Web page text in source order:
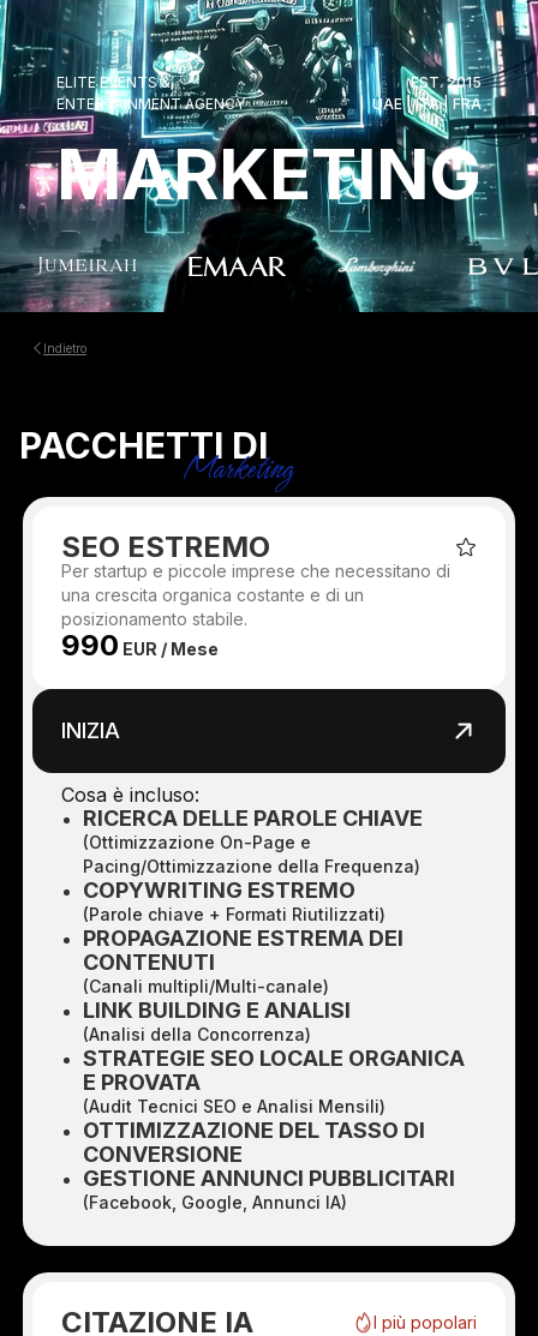
ELITE EVENTS &
ENTERTAINMENT AGENCY
EST. 2015
UAE | ITA | FRA
MARKETING
Indietro
PACCHETTI DI
Marketing
SEO ESTREMO
Per startup e piccole imprese che necessitano di
una crescita organica costante e di un
posizionamento stabile.
990 EUR / Mese
INIZIA
Cosa è incluso:
RICERCA DELLE PAROLE CHIAVE
(Ottimizzazione On-Page e
Pacing/Ottimizzazione della Frequenza)
COPYWRITING ESTREMO
(Parole chiave + Formati Riutilizzati)
PROPAGAZIONE ESTREMA DEI
CONTENUTI
(Canali multipli/Multi-canale)
LINK BUILDING E ANALISI
(Analisi della Concorrenza)
STRATEGIE SEO LOCALE ORGANICA
E PROVATA
(Audit Tecnici SEO e Analisi Mensili)
OTTIMIZZAZIONE DEL TASSO DI
CONVERSIONE
GESTIONE ANNUNCI PUBBLICITARI
(Facebook, Google, Annunci IA)
CITAZIONE IA
I più popolari